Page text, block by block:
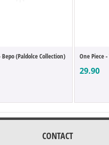
Bepo (Paldolce Collection) One Piece -
29.90
CONTACT